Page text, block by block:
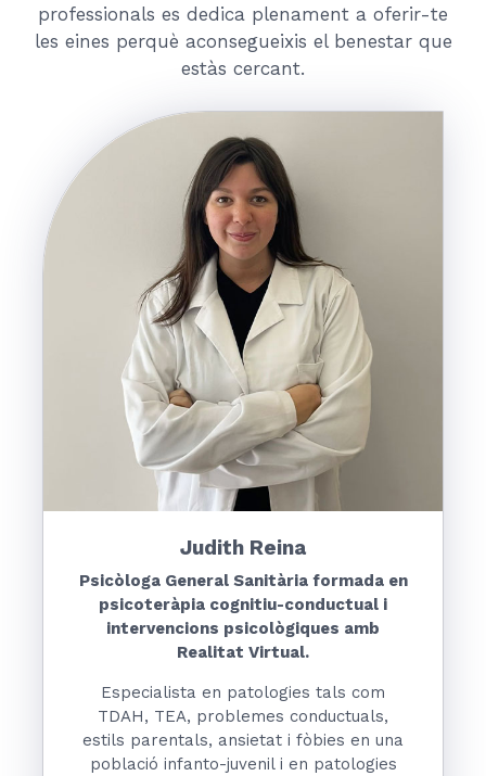
professionals es dedica plenament a oferir-te
les eines perquè aconsegueixis el benestar que
estàs cercant.
Judith Reina
Psicòloga General Sanitària formada en
psicoteràpia cognitiu-conductual i
intervencions psicològiques amb
Realitat Virtual.
Especialista en patologies tals com
TDAH, TEA, problemes conductuals,
estils parentals, ansietat i fòbies en una
població infanto-juvenil i en patologies